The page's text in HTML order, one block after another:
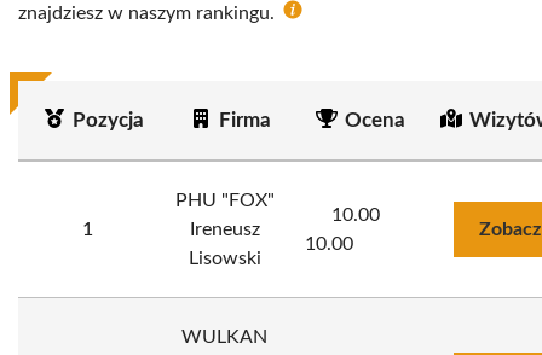
znajdziesz w naszym rankingu.
Pozycja Firma Ocena
1
PHU "FOX"
Ireneusz
Lisowski
10.00
10.00
WULKAN